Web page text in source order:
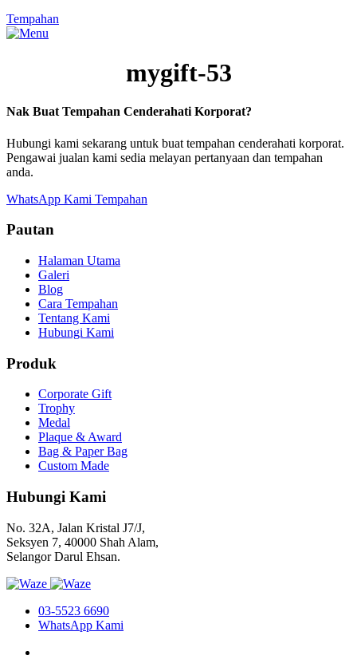
Tempahan
mygift-53
Nak Buat Tempahan Cenderahati Korporat?
Hubungi kami sekarang untuk buat tempahan cenderahati korporat.
Pengawai jualan kami sedia melayan pertanyaan dan tempahan
anda.
WhatsApp Kami Tempahan
Pautan
Halaman Utama
Galeri
Blog
Cara Tempahan
Tentang Kami
Hubungi Kami
Produk
Corporate Gift
Trophy
Medal
Plaque & Award
Bag & Paper Bag
Custom Made
Hubungi Kami
No. 32A, Jalan Kristal J7/J,
Seksyen 7, 40000 Shah Alam,
Selangor Darul Ehsan.
03-5523 6690
WhatsApp Kami